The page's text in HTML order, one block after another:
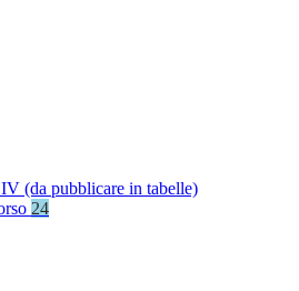
(da pubblicare in tabelle)
24